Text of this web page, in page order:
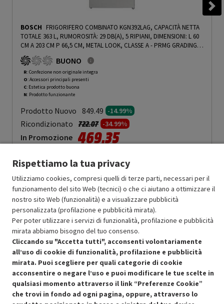
BOSCH FRIGORIFERO COMBINATO KGN392LAG, CAPACITÀ NETTA
TOTALE 363 L, RUMOROSITÀ: 29 DB(A), 5 RIPIANI, DIMENSIONI: L 60
CM A 203 CM P 66,5 CM, METAL LOOK, CLASSE A - PRMG GRADING
ROCN - 14.99%
BUONO
R: Confezione non originale integra
O: Accessori principali presenti
C: Estetica prodotto buona
N: Prodotto funzionante
Prodotto Nuovo 849.49 -14.99%
Ricondizionato Prezzo ridotto da
722.07a-34.99%
In Promozione 469.35
Aggiungi al carrello
OFFERTE IMPERDIBILI
Risparmio garantito rispetto al corrispondente prodotto nuovo.
Condizioni generali di vendita Recedere dal contratto qui
Rispettiamo la tua privacy
Utilizziamo cookies, compresi quelli di terze parti, necessari per il
funzionamento del sito Web (tecnici) o che ci aiutano a ottimizzare il
nostro sito Web (funzionalità) e a visualizzare pubblicità
personalizzata (profilazione e pubblicità mirata).
Per poter utilizzare i servizi di funzionalità, profilazione e pubblicità
mirata abbiamo bisogno del tuo consenso.
Cliccando su "Accetta tutti", acconsenti volontariamente
all’uso di cookie di funzionalità, profilazione e pubblicità
mirata. Puoi scegliere per quali categorie di cookie
acconsentire o negare l’uso e puoi modificare le tue scelte in
qualsiasi momento attraverso il link “Preferenze Cookie”
che trovi in fondo ad ogni pagina, oppure, attraverso lo